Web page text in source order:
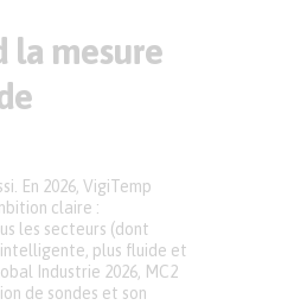
la mesure
En 2026, VigiTemp
claire :
les secteurs (dont
intelligente, plus fluide et
Industrie 2026, MC2
de sondes et son